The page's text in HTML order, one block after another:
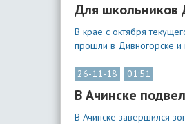
Для школьников
В крае с октября
прошли в Дивногорске и
26-11-18 01:51
В Ачинске
В Ачинске завершился